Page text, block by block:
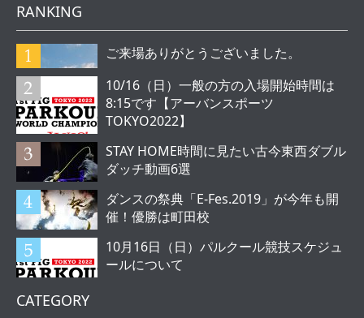
RANKING
ご来場ありがとうございました。
10/16（日）一般の方の入場開始時間は
8:15です【アーバンスポーツ
TOKYO2022】
STAY HOME時間に見たい古今東西ダブル
ダッチ動画6選
ダンスの祭典「E-Fes.2019」が今年も開
催！優勝は町田校
10月16日（日）パルクール競技スケジュ
ールについて
CATEGORY